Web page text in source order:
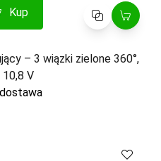
Kup Porównaj
– 3 wiązki zielone 360°,
V